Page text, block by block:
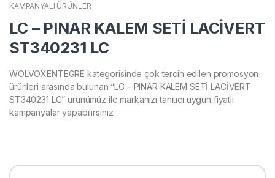
KAMPANYALI ÜRÜNLER
LC – PINAR KALEM SETİ LACİVERT
ST340231 LC
WOLVOXENTEGRE kategorisinde çok tercih edilen promosyon
ürünleri arasında bulunan “LC – PINAR KALEM SETİ LACİVERT
ST340231 LC” ürünümüz ile markanızı tanıtıcı uygun fiyatlı
kampanyalar yapabilirsiniz.